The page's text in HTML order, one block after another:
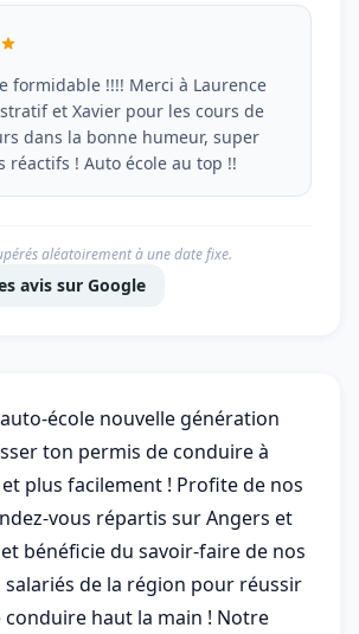
formidable !!!! Merci à Laurence
et Xavier pour les cours de
dans la bonne humeur, super
réactifs ! Auto école au top !!
aléatoirement à une date fixe.
avis sur Google
école nouvelle génération
ton permis de conduire à
plus facilement ! Profite de nos
vous répartis sur Angers et
bénéficie du savoir-faire de nos
salariés de la région pour réussir
haut la main ! Notre